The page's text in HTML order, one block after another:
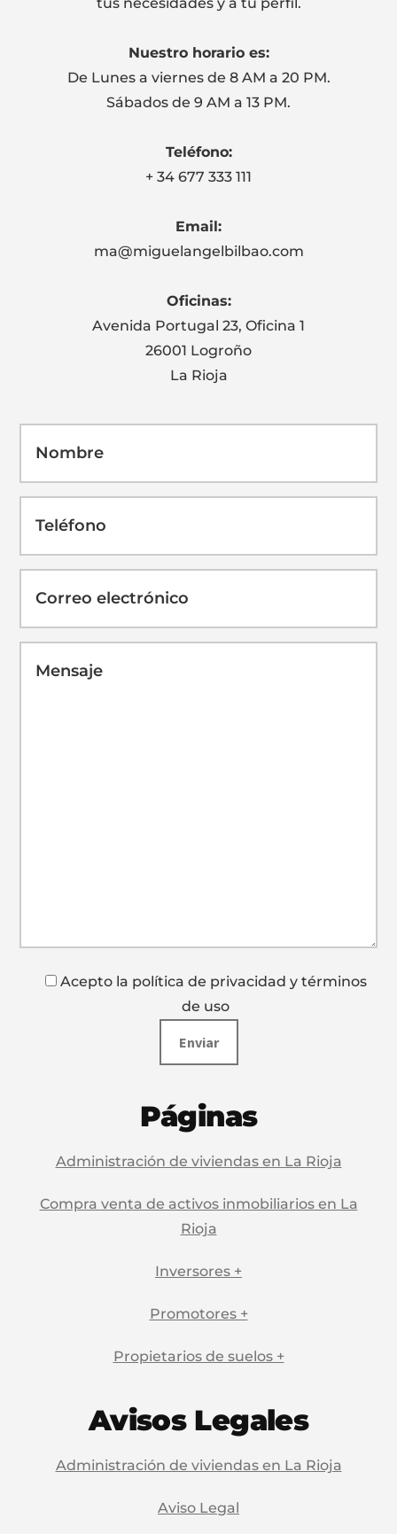
Nuestro horario es:
De Lunes a viernes de 8 AM a 20 PM.
Sábados de 9 AM a 13 PM.
Teléfono:
+ 34 677 333 111
Email:
ma@miguelangelbilbao.com
Oficinas:
Avenida Portugal 23, Oficina 1
26001 Logroño
La Rioja
Acepto la política de privacidad y términos
de uso
Páginas
Administración de viviendas en La Rioja
Compra venta de activos inmobiliarios en La
Rioja
Inversores +
Promotores +
Propietarios de suelos +
Avisos Legales
Administración de viviendas en La Rioja
Aviso Legal